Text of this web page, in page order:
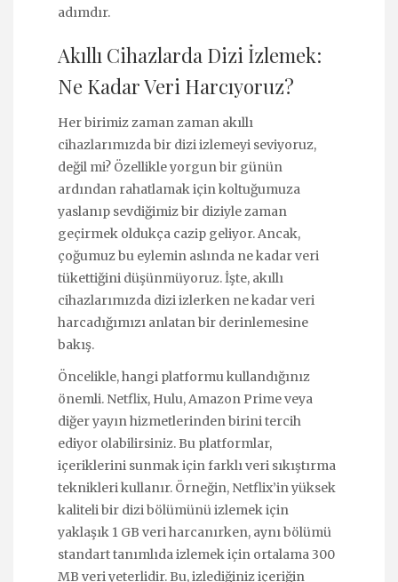
adımdır.
Akıllı Cihazlarda Dizi İzlemek:
Ne Kadar Veri Harcıyoruz?
Her birimiz zaman zaman akıllı
cihazlarımızda bir dizi izlemeyi seviyoruz,
değil mi? Özellikle yorgun bir günün
ardından rahatlamak için koltuğumuza
yaslanıp sevdiğimiz bir diziyle zaman
geçirmek oldukça cazip geliyor. Ancak,
çoğumuz bu eylemin aslında ne kadar veri
tükettiğini düşünmüyoruz. İşte, akıllı
cihazlarımızda dizi izlerken ne kadar veri
harcadığımızı anlatan bir derinlemesine
bakış.
Öncelikle, hangi platformu kullandığınız
önemli. Netflix, Hulu, Amazon Prime veya
diğer yayın hizmetlerinden birini tercih
ediyor olabilirsiniz. Bu platformlar,
içeriklerini sunmak için farklı veri sıkıştırma
teknikleri kullanır. Örneğin, Netflix’in yüksek
kaliteli bir dizi bölümünü izlemek için
yaklaşık 1 GB veri harcanırken, aynı bölümü
standart tanımlıda izlemek için ortalama 300
MB veri yeterlidir. Bu, izlediğiniz içeriğin